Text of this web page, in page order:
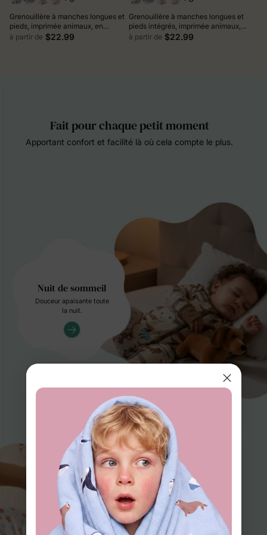
Grenouillère à manches longues et
pieds, imprimée animaux, en
bambou, pour bébé garçon/fille,
à partir de $22.99
Grenouillère à manches longues et
pieds intégrés, imprimée animaux,
en bambou rose, avec fermeture
à partir de $22.99
Changements de
Nuit de sommeil
Douceur apaisante toute
la nuit.
Fait pour chaque petit moment
Apportant confort et facilité là où cela compte le plus.